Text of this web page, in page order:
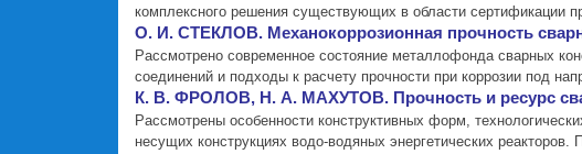
комплексного решения существующих в области сертификации
О. И. СТЕКЛОВ. Механокоррозионная прочность
Рассмотрено современное состояние металлофонда сварных
соединений и подходы к расчету прочности при коррозии под
К. В. ФРОЛОВ, Н. А. МАХУТОВ. Прочность и ресурс
Рассмотрены особенности конструктивных форм,
несущих конструкциях водо-водяных энергетических